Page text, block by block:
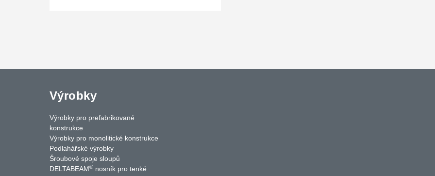
Výrobky
Výrobky pro prefabrikované
konstrukce
Výrobky pro monolitické konstrukce
Podlahářské výrobky
Šroubové spoje sloupů
DELTABEAM® nosník pro tenké